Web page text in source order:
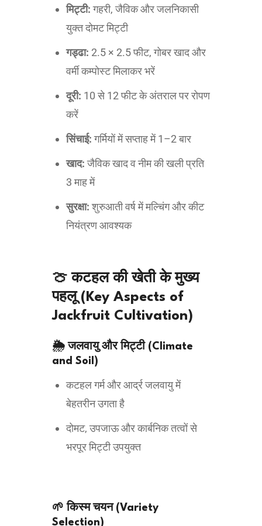
मिट्टी:गहरी, जैविक और जलनिकासी
युक्त दोमट मिट्टी
गड्ढा: 2.5 × 2.5 फीट, गोबर खाद और
वर्मी कम्पोस्ट मिलाकर भरें
दूरी: 10 से 12 फीट के अंतराल पर रोपण
करें
सिंचाई:गर्मियों में सप्ताह में 1–2 बार
खाद:जैविक खाद व नीम की खली प्रति
3 माह में
सुरक्षा:शुरुआती वर्ष में मल्चिंग और कीट
नियंत्रण आवश्यक
🍈 कटहल की खेती के मुख्य
पहलू (Key Aspects of
Jackfruit Cultivation)
🌦️ जलवायु और मिट्टी (Climate
and Soil)
कटहल गर्म और आर्द्र जलवायु में
बेहतरीन उगता है
दोमट, उपजाऊ और कार्बनिक तत्वों से
भरपूर मिट्टी उपयुक्त
🌱 किस्म चयन (Variety
Selection)